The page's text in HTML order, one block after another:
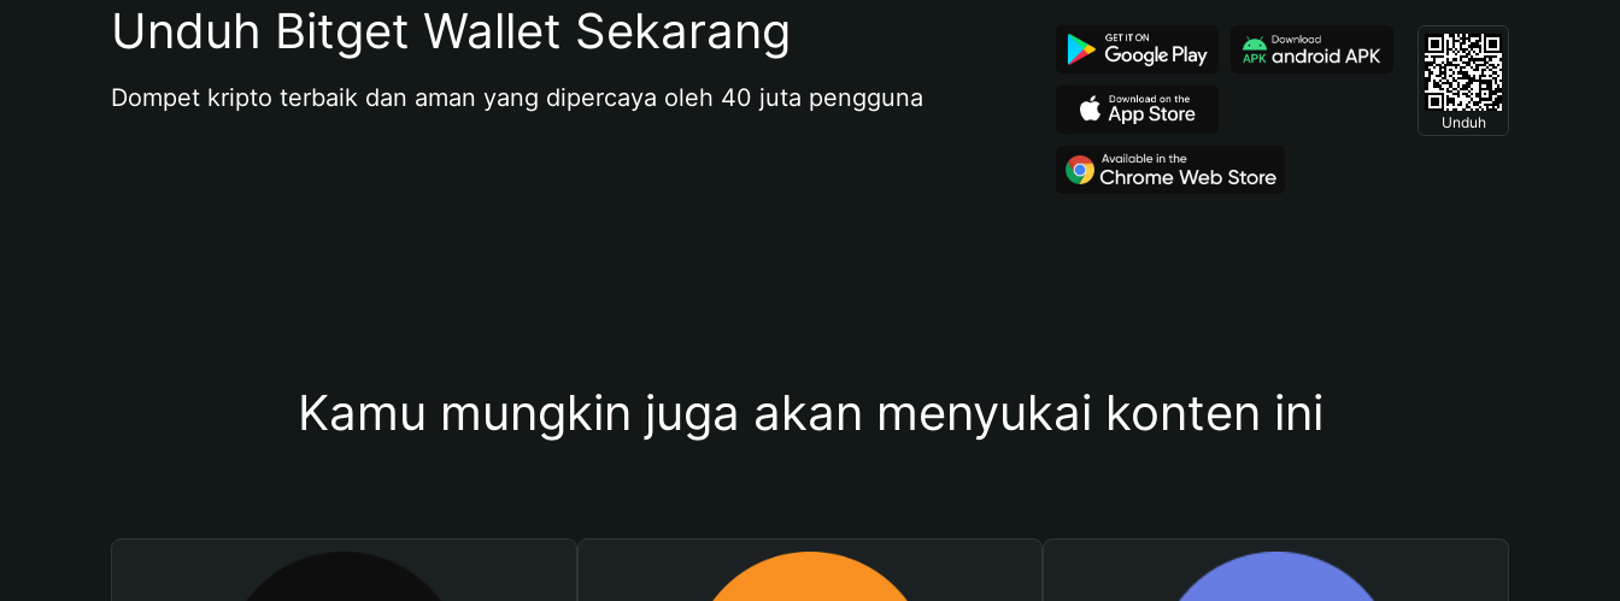
Unduh Bitget Wallet Sekarang
Dompet kripto terbaik dan aman yang dipercaya oleh 40 juta pengguna
Unduh
Kamu mungkin juga akan menyukai konten ini